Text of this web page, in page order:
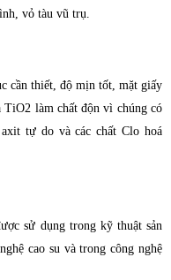
vỏ tàu vũ trụ.
cần thiết, độ mịn tốt, mặt giấy
làm chất độn vì chúng có
tự do và các chất Clo hoá
sử dụng trong kỹ thuật sản
cao su và trong công nghệ